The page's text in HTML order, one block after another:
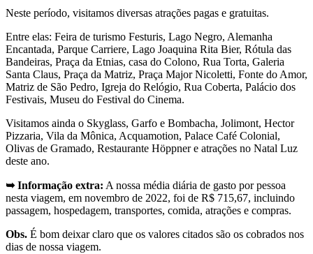
Neste período, visitamos diversas atrações pagas e gratuitas.
Entre elas: Feira de turismo Festuris, Lago Negro, Alemanha
Encantada, Parque Carriere, Lago Joaquina Rita Bier, Rótula das
Bandeiras, Praça da Etnias, casa do Colono, Rua Torta, Galeria
Santa Claus, Praça da Matriz, Praça Major Nicoletti, Fonte do Amor,
Matriz de São Pedro, Igreja do Relógio, Rua Coberta, Palácio dos
Festivais, Museu do Festival do Cinema.
Visitamos ainda o Skyglass, Garfo e Bombacha, Jolimont, Hector
Pizzaria, Vila da Mônica, Acquamotion, Palace Café Colonial,
Olivas de Gramado, Restaurante Höppner e atrações no Natal Luz
deste ano.
➥ Informação extra: A nossa média diária de gasto por pessoa
nesta viagem, em novembro de 2022, foi de R$ 715,67, incluindo
passagem, hospedagem, transportes, comida, atrações e compras.
Obs. É bom deixar claro que os valores citados são os cobrados nos
dias de nossa viagem.